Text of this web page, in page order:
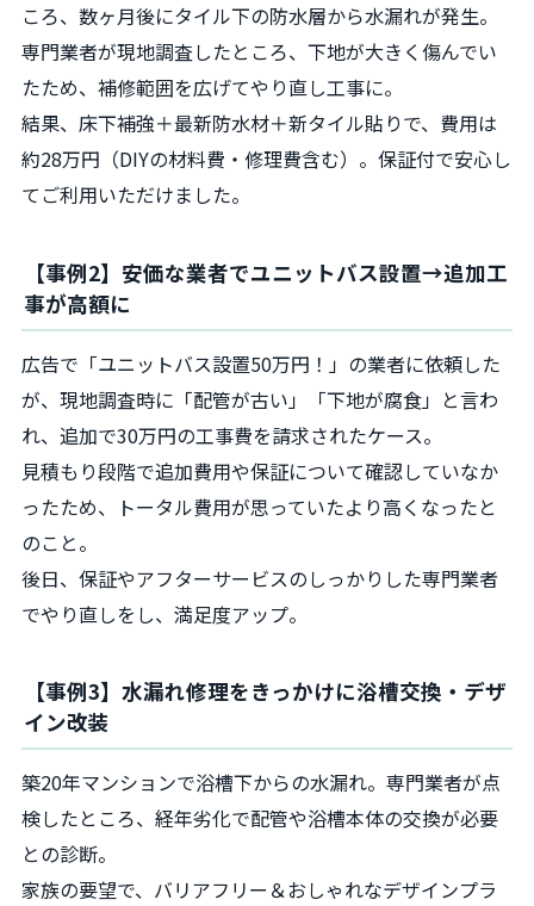
ころ、数ヶ月後にタイル下の防水層から水漏れが発生。
専門業者が現地調査したところ、下地が大きく傷んでい
たため、補修範囲を広げてやり直し工事に。
結果、床下補強＋最新防水材＋新タイル貼りで、費用は
約28万円（DIYの材料費・修理費含む）。保証付で安心し
てご利用いただけました。
【事例2】安価な業者でユニットバス設置→追加工
事が高額に
広告で「ユニットバス設置50万円！」の業者に依頼した
が、現地調査時に「配管が古い」「下地が腐食」と言わ
れ、追加で30万円の工事費を請求されたケース。
見積もり段階で追加費用や保証について確認していなか
ったため、トータル費用が思っていたより高くなったと
のこと。
後日、保証やアフターサービスのしっかりした専門業者
でやり直しをし、満足度アップ。
【事例3】水漏れ修理をきっかけに浴槽交換・デザ
イン改装
築20年マンションで浴槽下からの水漏れ。専門業者が点
検したところ、経年劣化で配管や浴槽本体の交換が必要
との診断。
家族の要望で、バリアフリー＆おしゃれなデザインプラ